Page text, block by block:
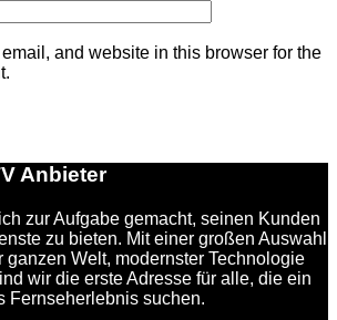
and website in this browser for the
Anbieter
zur Aufgabe gemacht, seinen Kunden
zu bieten. Mit einer großen Auswahl
ganzen Welt, modernster Technologie
wir die erste Adresse für alle, die ein
Fernseherlebnis suchen.